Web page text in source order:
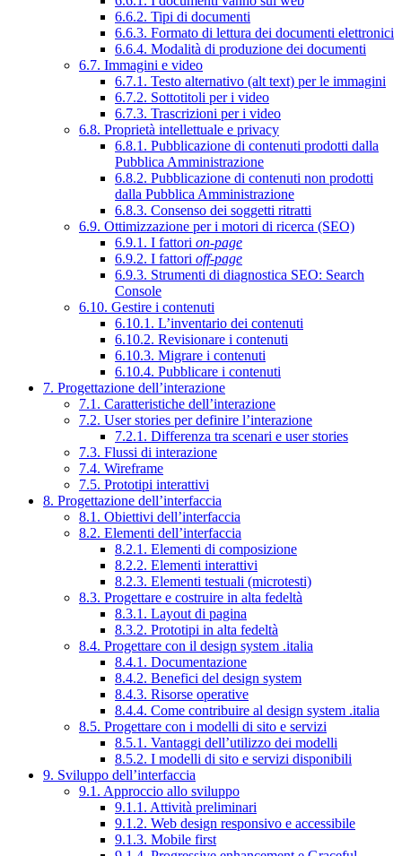
6.6.2. Tipi di documenti
6.6.3. Formato di lettura dei documenti elettronici
6.6.4. Modalità di produzione dei documenti
6.7. Immagini e video
6.7.1. Testo alternativo (alt text) per le immagini
6.7.2. Sottotitoli per i video
6.7.3. Trascrizioni per i video
6.8. Proprietà intellettuale e privacy
6.8.1. Pubblicazione di contenuti prodotti dalla
Pubblica Amministrazione
6.8.2. Pubblicazione di contenuti non prodotti
dalla Pubblica Amministrazione
6.8.3. Consenso dei soggetti ritratti
6.9. Ottimizzazione per i motori di ricerca (SEO)
6.9.1. I fattori on-page
6.9.2. I fattori off-page
6.9.3. Strumenti di diagnostica SEO: Search
Console
6.10. Gestire i contenuti
6.10.1. L’inventario dei contenuti
6.10.2. Revisionare i contenuti
6.10.3. Migrare i contenuti
6.10.4. Pubblicare i contenuti
7. Progettazione dell’interazione
7.1. Caratteristiche dell’interazione
7.2. User stories per definire l’interazione
7.2.1. Differenza tra scenari e user stories
7.3. Flussi di interazione
7.4. Wireframe
7.5. Prototipi interattivi
8. Progettazione dell’interfaccia
8.1. Obiettivi dell’interfaccia
8.2. Elementi dell’interfaccia
8.2.1. Elementi di composizione
8.2.2. Elementi interattivi
8.2.3. Elementi testuali (microtesti)
8.3. Progettare e costruire in alta fedeltà
8.3.1. Layout di pagina
8.3.2. Prototipi in alta fedeltà
8.4. Progettare con il design system .italia
8.4.1. Documentazione
8.4.2. Benefici del design system
8.4.3. Risorse operative
8.4.4. Come contribuire al design system .italia
8.5. Progettare con i modelli di sito e servizi
8.5.1. Vantaggi dell’utilizzo dei modelli
8.5.2. I modelli di sito e servizi disponibili
9. Sviluppo dell’interfaccia
9.1. Approccio allo sviluppo
9.1.1. Attività preliminari
9.1.2. Web design responsivo e accessibile
9.1.3. Mobile first